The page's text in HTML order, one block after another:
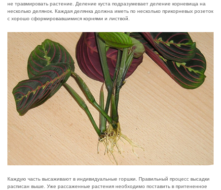
не травмировать растение. Деление куста подразумевает деление корневища на
несколько делянок. Каждая делянка должна иметь по несколько прикорневых розеток
с хорошо сформировавшимися корнями и листвой.
Каждую часть высаживают в индивидуальные горшки. Правильный процесс высадки
расписан выше. Уже рассаженные растения необходимо поставить в притененное